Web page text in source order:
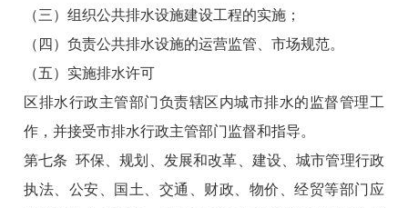
（三）组织公共排水设施建设工程的实施；
（四）负责公共排水设施的运营监管、市场规范。
（五）实施排水许可
区排水行政主管部门负责辖区内城市排水的监督管理工
作，并接受市排水行政主管部门监督和指导。
第七条 环保、规划、发展和改革、建设、城市管理行政
执法、公安、国土、交通、财政、物价、经贸等部门应